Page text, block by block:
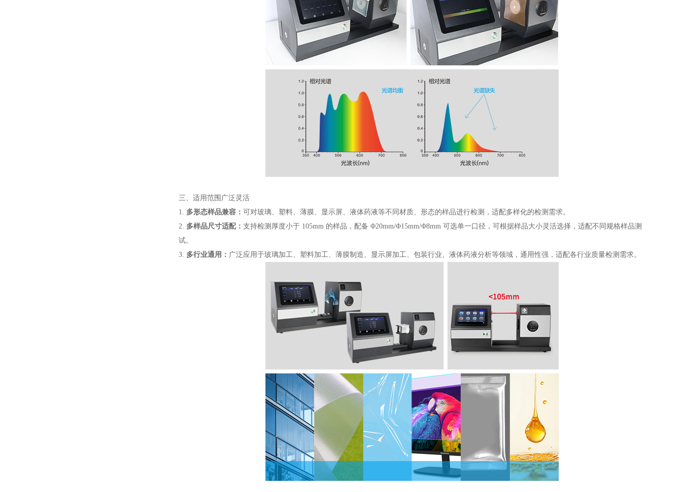
三、适用范围广泛灵活
1. 多形态样品兼容： 可对玻璃、塑料、薄膜、显示屏、液体药液等不同材质、形态的样品进行检测，适配多样化的检测需求。
2. 多样品尺寸适配： 支持检测厚度小于 105mm 的样品，配备 Φ20mm/Φ15mm/Φ8mm 可选单一口径，可根据样品大小灵活选择，适配不同规格样品测
试。
3. 多行业通用： 广泛应用于玻璃加工、塑料加工、薄膜制造、显示屏加工、包装行业、液体药液分析等领域，通用性强，适配各行业质量检测需求。